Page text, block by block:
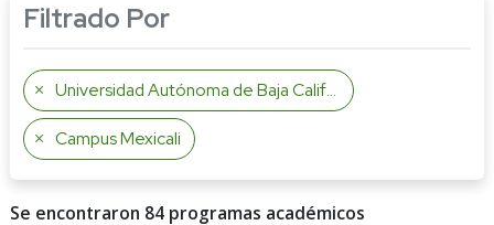
Filtrado Por
Universidad Autónoma de Baja California
Campus Mexicali
Se encontraron 84 programas académicos